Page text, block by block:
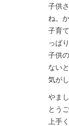
子供
ね。
子育
っぱ
子供
ない
気が
やま
とう
上手